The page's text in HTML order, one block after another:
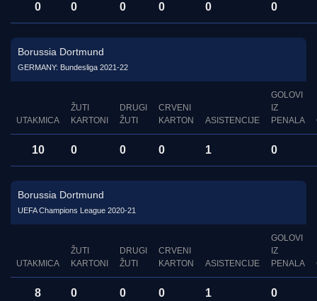
0 0 0 0 0 0
Borussia Dortmund
GERMANY: Bundesliga 2021-22
UTAKMICA
ŽUTI
KARTONI
DRUGI
ŽUTI
CRVENI
KARTON
ASISTENCIJE
GOLOVI
IZ
PENALA
10 0 0 0 1 0
Borussia Dortmund
UEFA Champions League 2020-21
UTAKMICA
ŽUTI
KARTONI
DRUGI
ŽUTI
CRVENI
KARTON
ASISTENCIJE
GOLOVI
IZ
PENALA
8 0 0 0 1 0